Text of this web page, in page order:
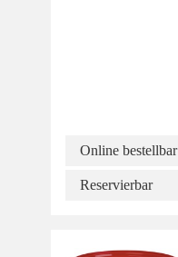
Online bestellbar
Reservierbar